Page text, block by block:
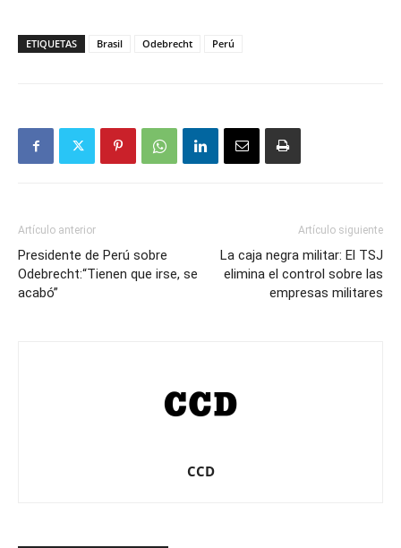
ETIQUETAS Brasil Odebrecht Perú
Artículo anterior
Presidente de Perú sobre
Odebrecht:“Tienen que irse, se
acabó”
Artículo siguiente
La caja negra militar: El TSJ
elimina el control sobre las
empresas militares
CCD